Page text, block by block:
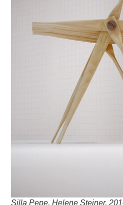
Silla Pepe, Helene Steiner,